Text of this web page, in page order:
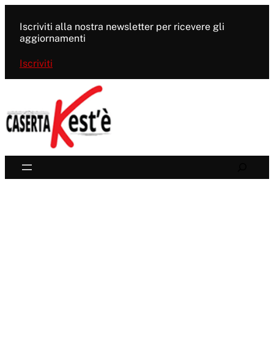
contenuto
Iscriviti alla nostra newsletter per ricevere gli
aggiornamenti
Iscriviti